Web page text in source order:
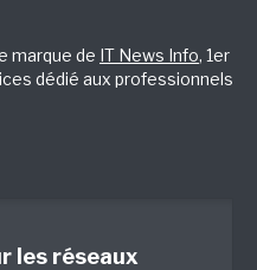
marque de IT News Info, 1er
dédié aux professionnels
les réseaux